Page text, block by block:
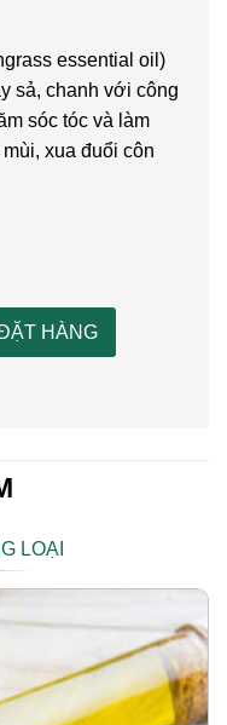
essential oil)
sả, chanh với công
sóc tóc và làm
xua đuổi côn
HÀNG
LOẠI